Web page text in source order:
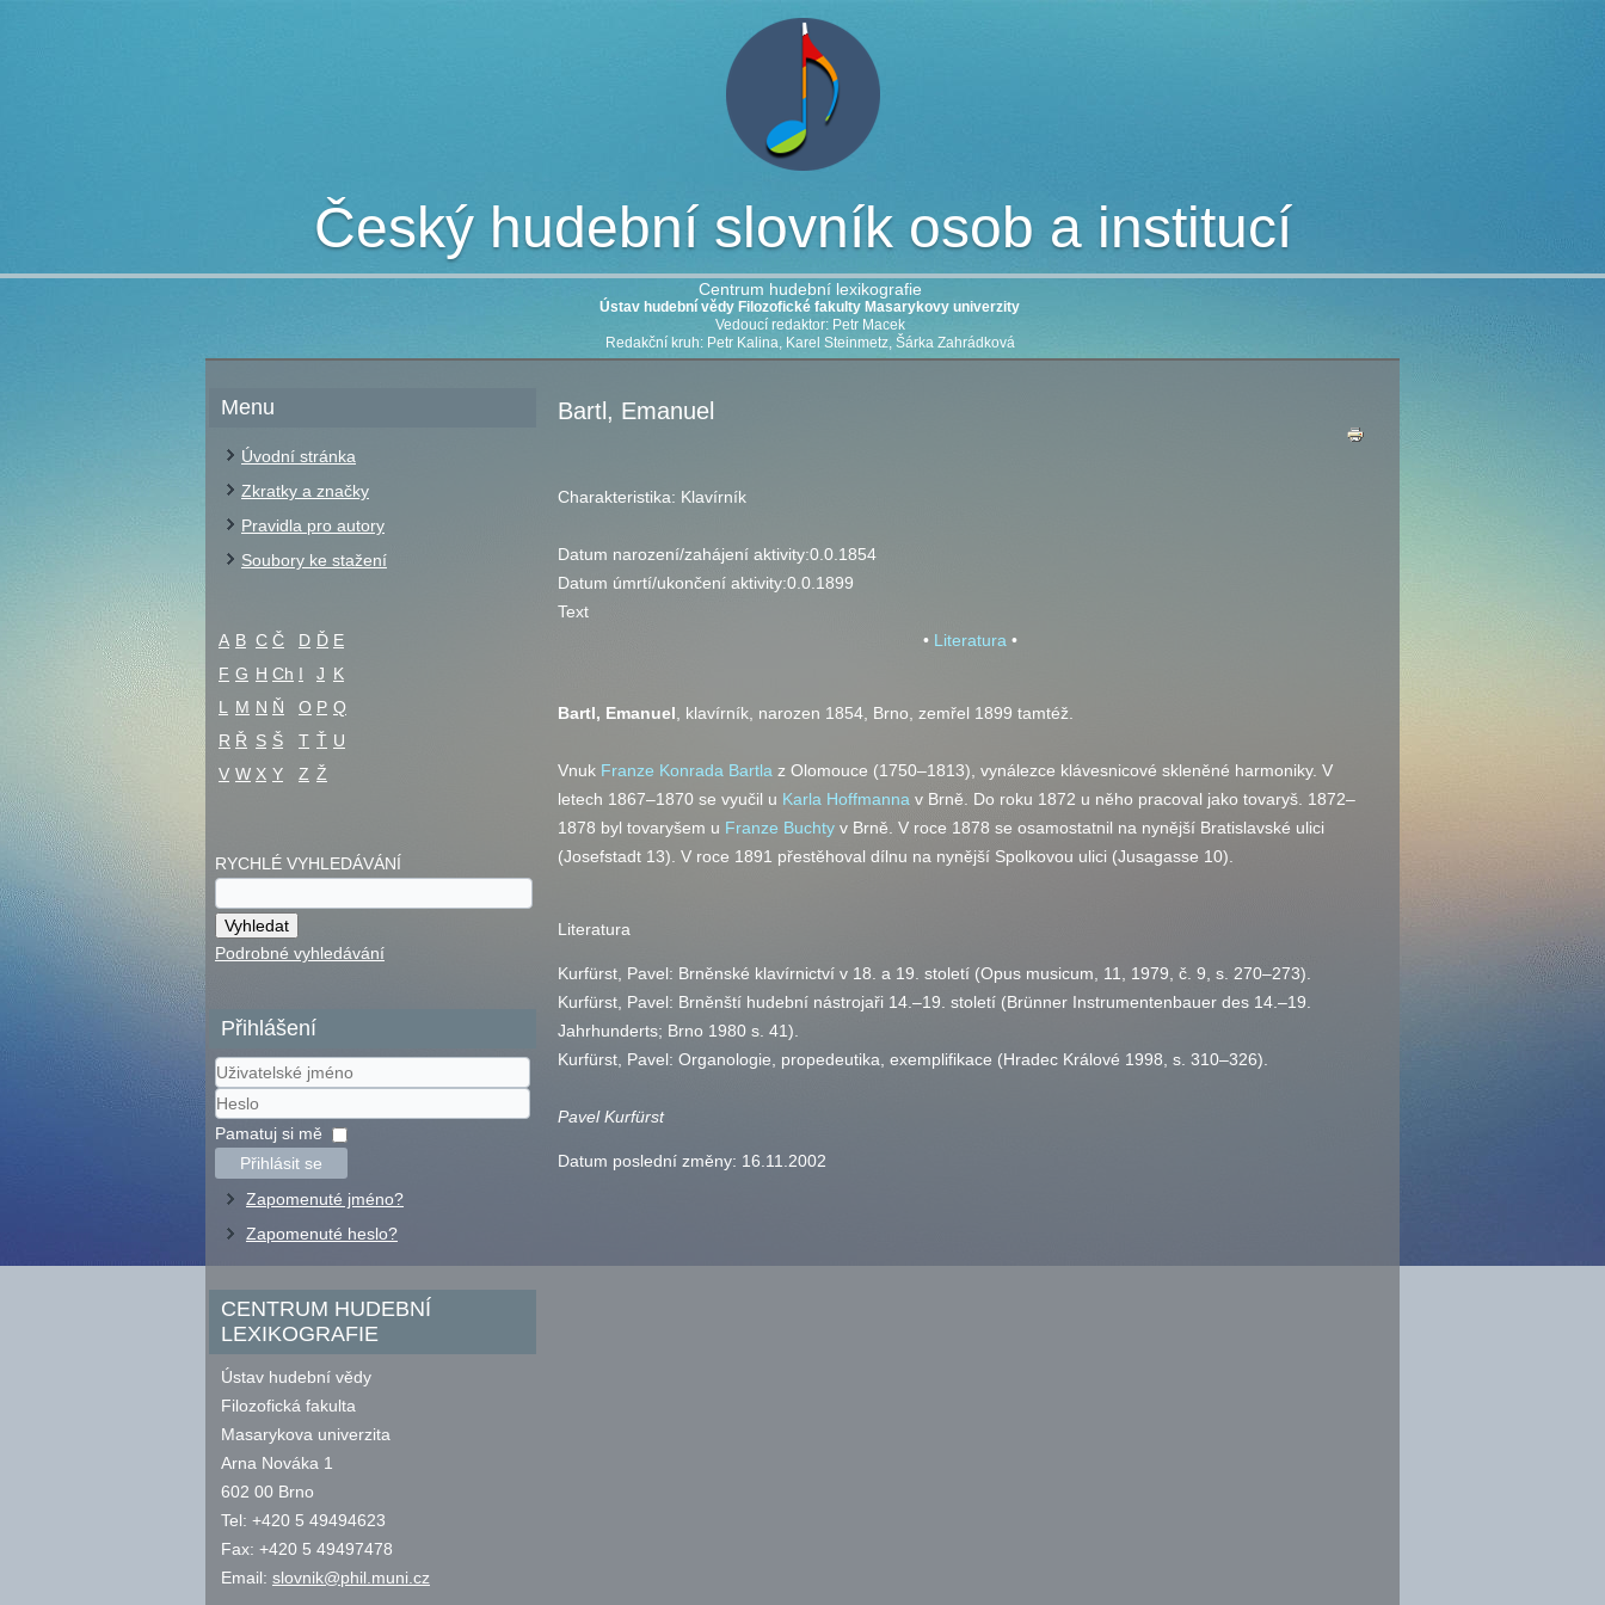
Český hudební slovník osob a institucí
Centrum hudební lexikografie
Ústav hudební vědy Filozofické fakulty Masarykovy univerzity
Vedoucí redaktor: Petr Macek
Redakční kruh: Petr Kalina, Karel Steinmetz, Šárka Zahrádková
Menu
Úvodní stránka
Zkratky a značky
Pravidla pro autory
Soubory ke stažení
A B C Č D Ď E
F G H Ch I J K
L
M N Ň O P Q
R Ř S Š T Ť U
V W X Y Z Ž
RYCHLÉ VYHLEDÁVÁNÍ
Podrobné vyhledávání
Přihlášení
Uživatelské
jméno
Heslo
Pamatuj si mě
Přihlásit se
Zapomenuté jméno?
Zapomenuté heslo?
CENTRUM HUDEBNÍ
LEXIKOGRAFIE
Ústav hudební vědy
Filozofická fakulta
Masarykova univerzita
Arna Nováka 1
602 00 Brno
Tel: +420 5 49494623
Fax: +420 5 49497478
Email: slovnik@phil.muni.cz
Bartl, Emanuel
Charakteristika: Klavírník
Datum narození/zahájení aktivity:0.0.1854
Datum úmrtí/ukončení aktivity:0.0.1899
Text
• Literatura •
Bartl, Emanuel , klavírník, narozen 1854, Brno, zemřel 1899 tamtéž.
Vnuk Franze Konrada Bartla z Olomouce (1750–1813), vynálezce klávesnicové skleněné harmoniky. V
letech 1867–1870 se vyučil u Karla Hoffmanna v Brně. Do roku 1872 u něho pracoval jako tovaryš. 1872–
1878 byl tovaryšem u Franze Buchty v Brně. V roce 1878 se osamostatnil na nynější Bratislavské ulici
(Josefstadt 13). V roce 1891 přestěhoval dílnu na nynější Spolkovou ulici (Jusagasse 10).
Literatura
Kurfürst, Pavel: Brněnské klavírnictví v 18. a 19. století (Opus musicum, 11, 1979, č. 9, s. 270–273).
Kurfürst, Pavel: Brněnští hudební nástrojaři 14.–19. století (Brünner Instrumentenbauer des 14.–19.
Jahrhunderts; Brno 1980 s. 41).
Kurfürst, Pavel: Organologie, propedeutika, exemplifikace (Hradec Králové 1998, s. 310–326).
Pavel Kurfürst
Datum poslední změny: 16.11.2002